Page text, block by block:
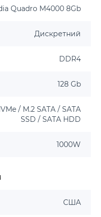
Quadro M4000 8Gb
Дискретний
DDR4
128 Gb
/ M.2 SATA / SATA
SSD / SATA HDD
1000W
США